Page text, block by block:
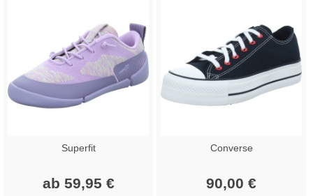
Superfit
ab 59,95 €
Converse
90,00 €